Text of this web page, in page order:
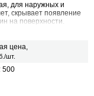
для наружных и
скрывает появление
на поверхности.
цена,
шт.
500